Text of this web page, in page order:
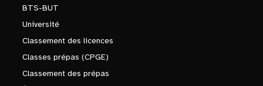
BTS-BUT
Université
Classement des licences
Classes prépas (CPGE)
Classement des prépas